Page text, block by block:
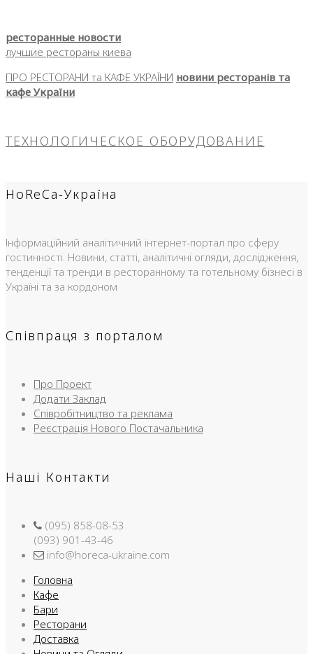
ресторанные новости
лучшие рестораны киева
ПРО РЕСТОРАНИ та КАФЕ УКРАЇНИ новини ресторанів та
кафе України
ТЕХНОЛОГИЧЕСКОЕ ОБОРУДОВАНИЕ
HoReCa-Україна
Інформаційний аналітичний інтернет-портал про сферу
гостинності. Новини, статті, аналітичні огляди, дослідження,
тенденції та тренди в ресторанному та готельному бізнесі в
Україні та за кордоном
Співпраця з порталом
Про Проект
Додати Заклад
Співробітництво та реклама
Реєстрація Нового Постачальника
Наші Контакти
(095) 858-08-53
(093) 901-43-46
info@horeca-ukraine.com
Головна
Кафе
Бари
Ресторани
Доставка